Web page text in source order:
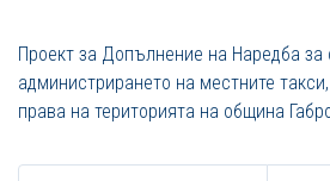
Проект за Допълнение на Наредба за
администрирането на местните
права на територията на община